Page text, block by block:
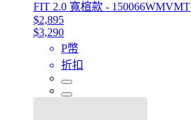
FIT 2.0 寬楦款 - 150066WMVMT
$2,895
$3,290
P幣
折扣